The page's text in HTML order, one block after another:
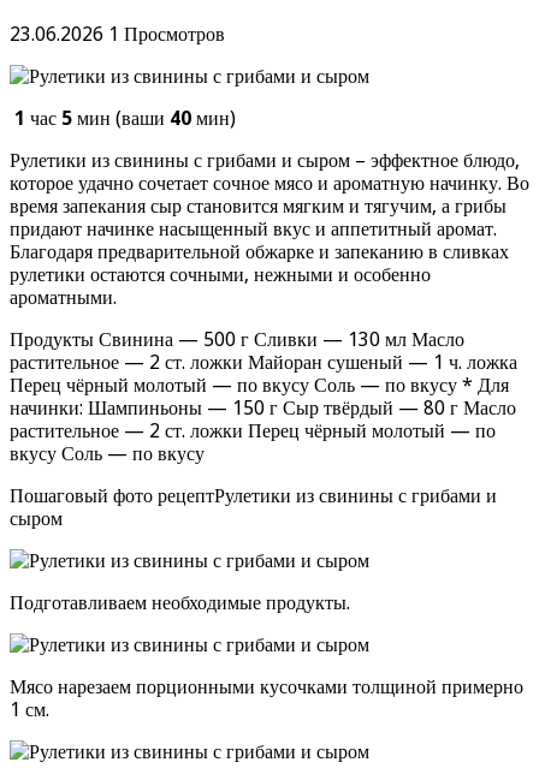
23.06.2026 1 Просмотров
1 час 5 мин (ваши 40 мин)
Рулетики из свинины с грибами и сыром – эффектное блюдо,
которое удачно сочетает сочное мясо и ароматную начинку. Во
время запекания сыр становится мягким и тягучим, а грибы
придают начинке насыщенный вкус и аппетитный аромат.
Благодаря предварительной обжарке и запеканию в сливках
рулетики остаются сочными, нежными и особенно
ароматными.
Продукты Свинина — 500 г Сливки — 130 мл Масло
растительное — 2 ст. ложки Майоран сушеный — 1 ч. ложка
Перец чёрный молотый — по вкусу Соль — по вкусу * Для
начинки: Шампиньоны — 150 г Сыр твёрдый — 80 г Масло
растительное — 2 ст. ложки Перец чёрный молотый — по
вкусу Соль — по вкусу
Пошаговый фото рецептРулетики из свинины с грибами и
сыром
Подготавливаем необходимые продукты.
Мясо нарезаем порционными кусочками толщиной примерно
1 см.